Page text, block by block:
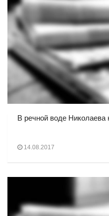
В речной воде Николаева
14.08.2017